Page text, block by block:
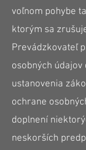
voľnom pohybe
ktorým sa
Prevádzkovateľ
osobných
ustanovenia
ochrane
doplnení
neskorších